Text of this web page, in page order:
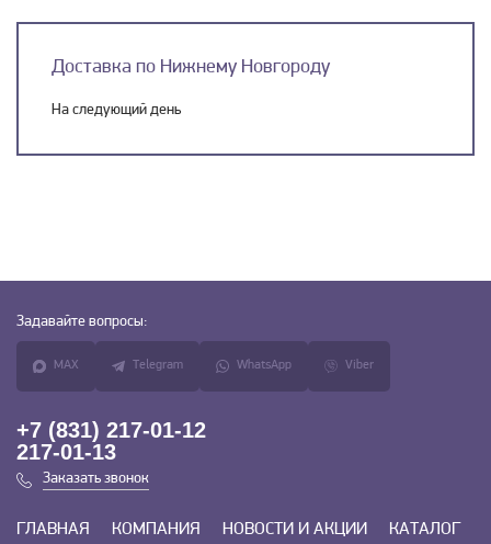
Доставка по Нижнему Новгороду
На следующий день
Задавайте вопросы:
MAX Telegram WhatsApp Viber
+7 (831) 217-01-12
217-01-13
Заказать звонок
ГЛАВНАЯ КОМПАНИЯ НОВОСТИ И АКЦИИ
КАТАЛОГ